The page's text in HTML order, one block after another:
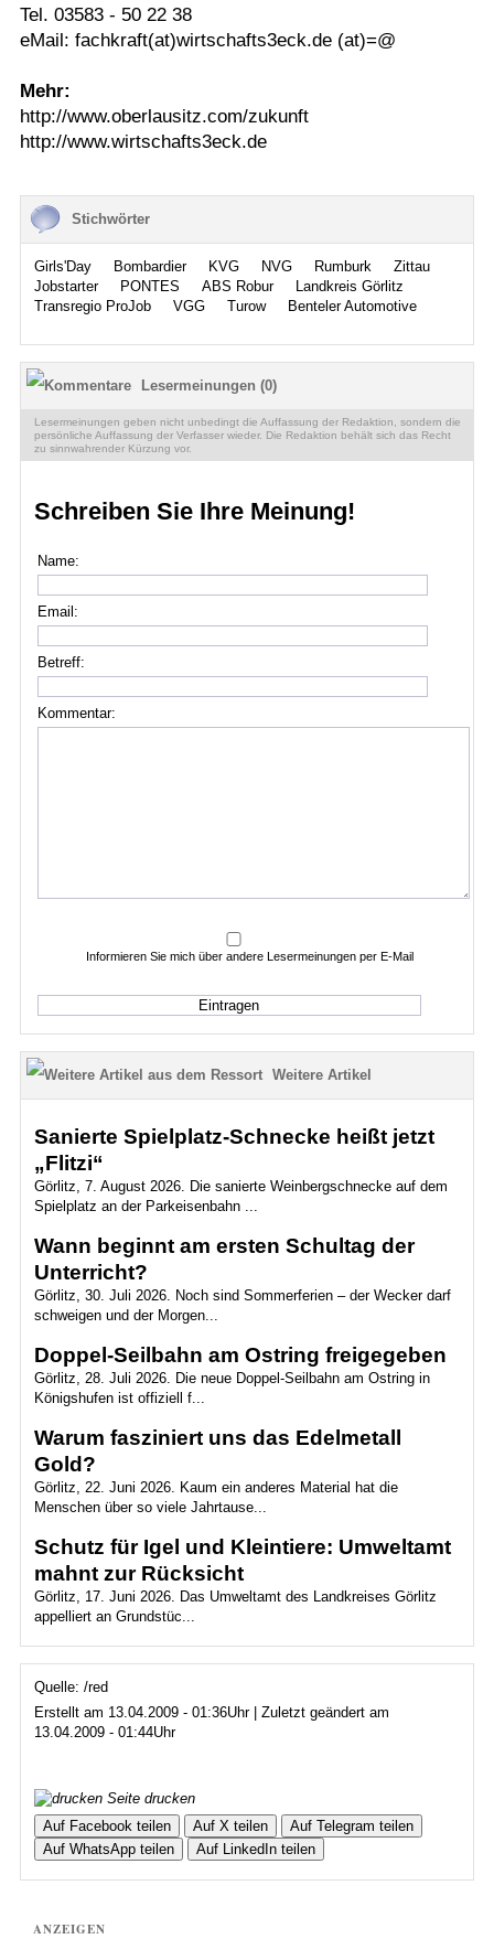
Tel. 03583 - 50 22 38
eMail: fachkraft(at)wirtschafts3eck.de (at)=@
Mehr:
http://www.oberlausitz.com/zukunft
http://www.wirtschafts3eck.de
Stichwörter
Girls'Day Bombardier KVG NVG Rumburk
Zittau
Jobstarter
PONTES ABS Robur
Landkreis Görlitz
Transregio ProJob
VGG Turow Benteler Automotive
Lesermeinungen (0)
Lesermeinungen geben nicht unbedingt die Auffassung der Redaktion, sondern die
persönliche Auffassung der Verfasser wieder. Die Redaktion behält sich das Recht
zu sinnwahrender Kürzung vor.
Schreiben Sie Ihre Meinung!
Name:
Email:
Betreff:
Kommentar:
Informieren Sie mich über andere Lesermeinungen per E-Mail
Weitere Artikel
Sanierte Spielplatz-Schnecke heißt jetzt
„Flitzi“
Görlitz, 7. August 2026. Die sanierte Weinbergschnecke auf dem
Spielplatz an der Parkeisenbahn ...
Wann beginnt am ersten Schultag der
Unterricht?
Görlitz, 30. Juli 2026. Noch sind Sommerferien – der Wecker darf
schweigen und der Morgen...
Doppel-Seilbahn am Ostring freigegeben
Görlitz, 28. Juli 2026. Die neue Doppel-Seilbahn am Ostring in
Königshufen ist offiziell f...
Warum fasziniert uns das Edelmetall
Gold?
Görlitz, 22. Juni 2026. Kaum ein anderes Material hat die
Menschen über so viele Jahrtause...
Schutz für Igel und Kleintiere: Umweltamt
mahnt zur Rücksicht
Görlitz, 17. Juni 2026. Das Umweltamt des Landkreises Görlitz
appelliert an Grundstüc...
Quelle: /red
Erstellt am 13.04.2009 - 01:36Uhr | Zuletzt geändert am
13.04.2009 - 01:44Uhr
Seite drucken
Auf Facebook teilen
Auf X teilen
Auf Telegram teilen
Auf WhatsApp teilen
Auf LinkedIn teilen
ANZEIGEN